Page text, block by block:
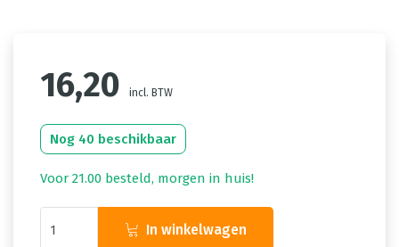
16,20 incl. BTW
Nog 40 beschikbaar
Voor 21.00 besteld, morgen in huis!
In winkelwagen